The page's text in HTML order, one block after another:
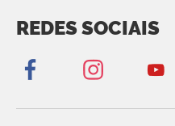
REDES SOCIAIS